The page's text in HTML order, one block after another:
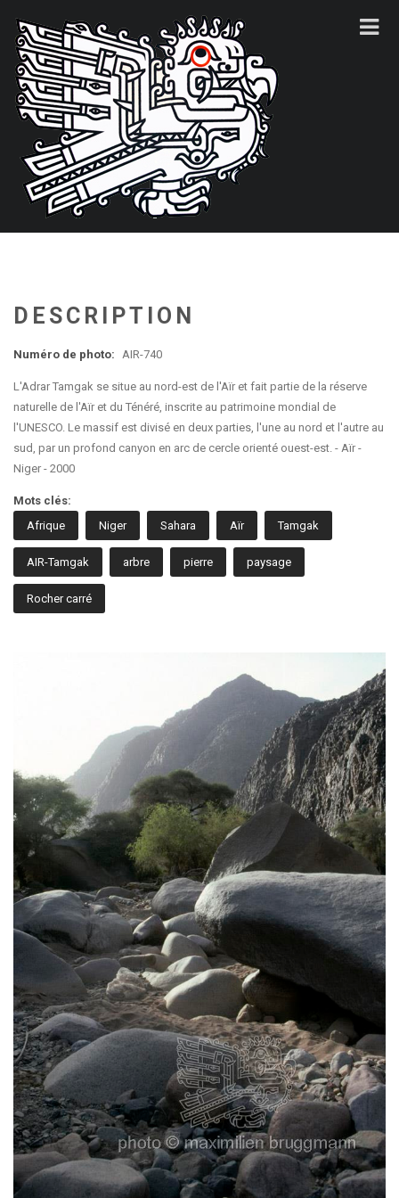
DESCRIPTION
Numéro de photo: AIR-740
L'Adrar Tamgak se situe au nord-est de l'Aïr et fait partie de la réserve
naturelle de l'Aïr et du Ténéré, inscrite au patrimoine mondial de
l'UNESCO. Le massif est divisé en deux parties, l'une au nord et l'autre au
sud, par un profond canyon en arc de cercle orienté ouest-est. - Aïr -
Niger - 2000
Mots clés:
Afrique
Niger Sahara Aïr Tamgak
AIR-Tamgak arbre pierre paysage
Rocher carré